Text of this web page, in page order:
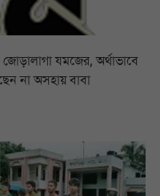
যমজের, অর্থাভাবে
না অসহায় বাবা